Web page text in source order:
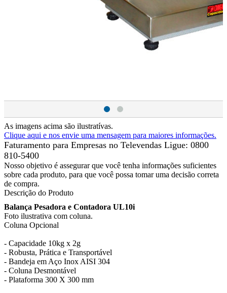
As imagens acima são ilustratívas.
Clique aqui e nos envie uma mensagem para maiores informações.
Faturamento para Empresas no Televendas Ligue: 0800
810-5400
Nosso objetivo é assegurar que você tenha informações suficientes
sobre cada produto, para que você possa tomar uma decisão correta
de compra.
Descrição do Produto
Balança Pesadora e Contadora UL10i
Foto ilustrativa com coluna.
Coluna Opcional
- Capacidade 10kg x 2g
- Robusta, Prática e Transportável
- Bandeja em Aço Inox AISI 304
- Coluna Desmontável
- Plataforma 300 X 300 mm